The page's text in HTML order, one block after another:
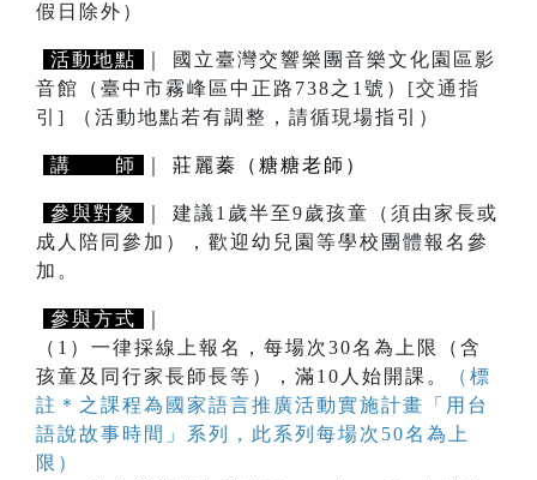
假日除外）
活動地點
｜ 國立臺灣交響樂團音樂文化園區影
音館（臺中市霧峰區中正路738之1號） [交通指
引]
（活動地點若有調整，請循現場指引）
講 師 莊麗蓁（糖糖老師）
參與對象
｜ 建議1歲半至9歲孩童（須由家長或
成人陪同參加），歡迎幼兒園等學校團體報名參
加。
參與方式
（1）一律採線上報名，每場次30名為上限（含
孩童及同行家長師長等），滿10人始開課。
（標
註＊之課程為國家語言推廣活動實施計畫「用台
語說故事時間」系列，此系列每場次50名為上
限）